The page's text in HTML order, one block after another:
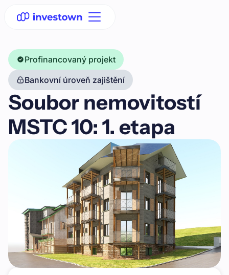
Profinancovaný projekt
Bankovní úroveň zajištění
Soubor nemovitostí
MSTC 10: 1. etapa